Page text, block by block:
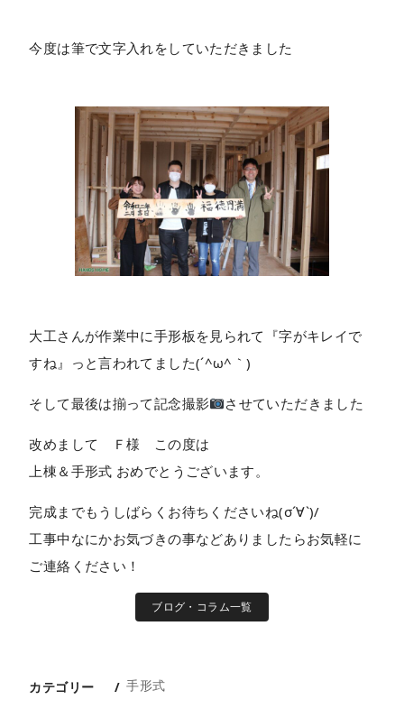
今度は筆で文字入れをしていただきました
大工さんが作業中に手形板を見られて『字がキレイで
すね』っと言われてました(´^ω^｀)
そして最後は揃って記念撮影 させていただきました
改めまして Ｆ様 この度は
上棟＆手形式 おめでとうございます。
完成までもうしばらくお待ちくださいね(σ´∀`)/
工事中なにかお気づきの事などありましたらお気軽に
ご連絡ください！
ブログ・コラム一覧
カテゴリー 手形式